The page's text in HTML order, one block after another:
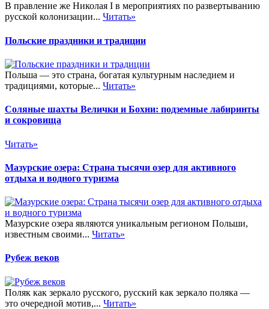
В правление же Николая I в мероприятиях по развертыванию
русской колонизации... Читать»
Польские праздники и традиции
Польша — это страна, богатая культурным наследием и
традициями, которые... Читать»
Соляные шахты Велички и Бохни: подземные лабиринты
и сокровища
Читать»
Мазурские озера: Страна тысячи озер для активного
отдыха и водного туризма
Мазурские озера являются уникальным регионом Польши,
известным своими... Читать»
Рубеж веков
Поляк как зеркало русского, русский как зеркало поляка —
это очередной мотив,... Читать»